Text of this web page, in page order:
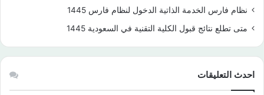
نظام فارس الخدمة الذاتية الدخول لنظام فارس 1445
متى تطلع نتائج قبول الكلية التقنية في السعودية 1445
احدث التعليقات